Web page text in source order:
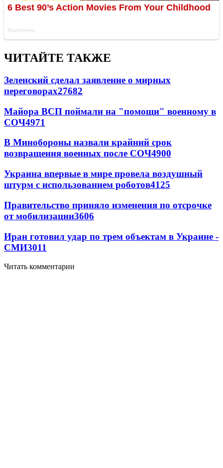
ЧИТАЙТЕ ТАКЖЕ
Зеленский сделал заявление о мирных
переговорах27682
Майора ВСП поймали на "помощи" военному в
СОЧ4971
В Минобороны назвали крайний срок
возвращения военных после СОЧ4900
Украина впервые в мире провела воздушный
штурм с использованием роботов4125
Правительство приняло изменения по отсрочке
от мобилизации3606
Иран готовил удар по трем объектам в Украине -
СМИ3011
Читать комментарии